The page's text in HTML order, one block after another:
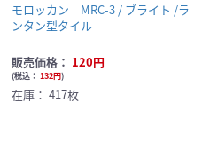
モロッカン MRC-3 / ブライト /ラ
ンタン型タイル
販売価格： 120円
(税込： 132円)
在庫： 417枚